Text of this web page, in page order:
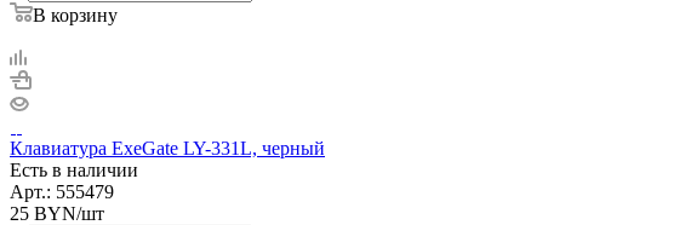
В корзину
Клавиатура ExeGate LY-331L, черный
Есть в наличии
Арт.: 555479
25 BYN/шт